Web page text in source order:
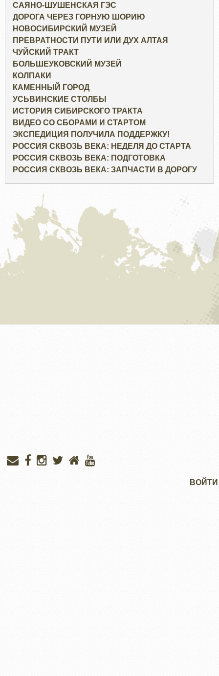
САЯНО-ШУШЕНСКАЯ ГЭС
ДОРОГА ЧЕРЕЗ ГОРНУЮ ШОРИЮ
НОВОСИБИРСКИЙ МУЗЕЙ
ПРЕВРАТНОСТИ ПУТИ ИЛИ ДУХ АЛТАЯ
ЧУЙСКИЙ ТРАКТ
БОЛЬШЕУКОВСКИЙ МУЗЕЙ
КОЛПАКИ
КАМЕННЫЙ ГОРОД
УСЬВИНСКИЕ СТОЛБЫ
ИСТОРИЯ СИБИРСКОГО ТРАКТА
ВИДЕО СО СБОРАМИ И СТАРТОМ
ЭКСПЕДИЦИЯ ПОЛУЧИЛА ПОДДЕРЖКУ!
РОССИЯ СКВОЗЬ ВЕКА: НЕДЕЛЯ ДО СТАРТА
РОССИЯ СКВОЗЬ ВЕКА: ПОДГОТОВКА
РОССИЯ СКВОЗЬ ВЕКА: ЗАПЧАСТИ В ДОРОГУ
ВОЙТИ